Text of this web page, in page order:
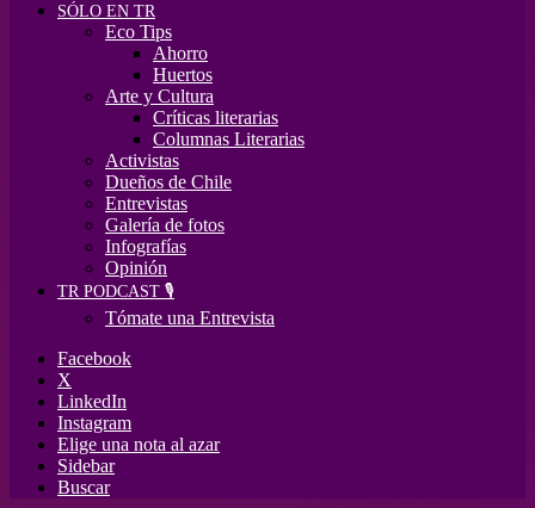
SÓLO EN TR
Eco Tips
Ahorro
Huertos
Arte y Cultura
Críticas literarias
Columnas Literarias
Activistas
Dueños de Chile
Entrevistas
Galería de fotos
Infografías
Opinión
TR PODCAST 🎙️
Tómate una Entrevista
Facebook
X
LinkedIn
Instagram
Elige una nota al azar
Sidebar
Buscar